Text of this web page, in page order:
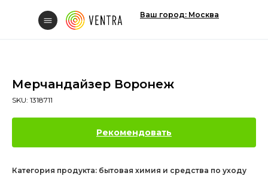
Ваш город: Москва
Мерчандайзер Воронеж
SKU: 1318711
Рекомендовать
Категория продукта: бытовая химия и средства по уходу